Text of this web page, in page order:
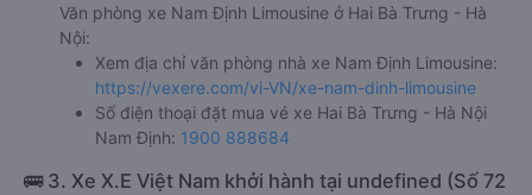
Văn phòng xe Nam Định Limousine ở Hai Bà Trưng - Hà
Nội:
Xem địa chỉ văn phòng nhà xe Nam Định Limousine:
https://vexere.com/vi-VN/xe-nam-dinh-limousine
Số điện thoại đặt mua vé xe Hai Bà Trưng - Hà Nội
Nam Định: 1900 888684
🚌 3. Xe X.E Việt Nam khởi hành tại undefined (Số 72